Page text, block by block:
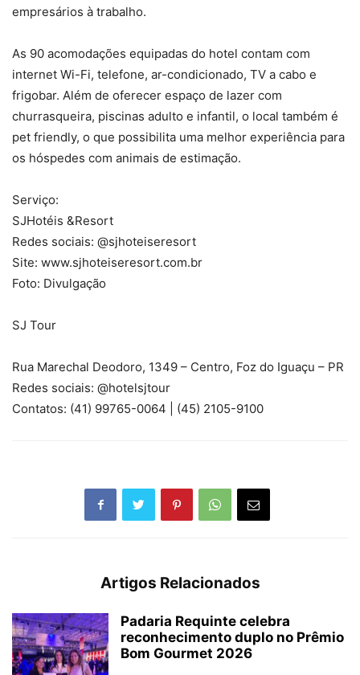
empresários à trabalho.
As 90 acomodações equipadas do hotel contam com
internet Wi-Fi, telefone, ar-condicionado, TV a cabo e
frigobar. Além de oferecer espaço de lazer com
churrasqueira, piscinas adulto e infantil, o local também é
pet friendly, o que possibilita uma melhor experiência para
os hóspedes com animais de estimação.
Serviço:
SJHotéis &Resort
Redes sociais: @sjhoteiseresort
Site: www.sjhoteiseresort.com.br
Foto: Divulgação
SJ Tour
Rua Marechal Deodoro, 1349 – Centro, Foz do Iguaçu – PR
Redes sociais: @hotelsjtour
Contatos: (41) 99765-0064 | (45) 2105-9100
Artigos Relacionados
Padaria Requinte celebra
reconhecimento duplo no Prêmio
Bom Gourmet 2026